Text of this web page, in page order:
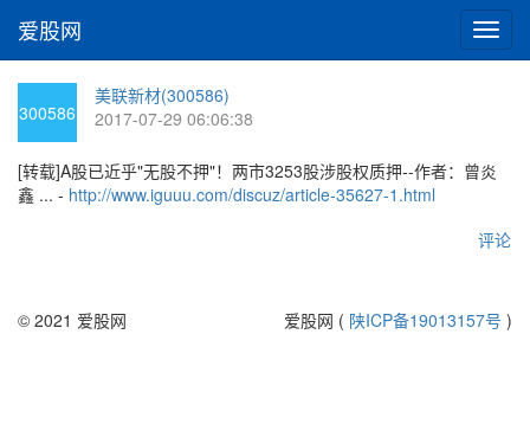
切
换
爱股网
300586
美联新材(300586)
2017-07-29 06:06:38
[转载]A股已近乎"无股不押"！两市3253股涉股权质押--作者：曾炎
鑫 ... - http://www.iguuu.com/discuz/article-35627-1.html
评论
© 2021 爱股网 爱股网 ( 陕ICP备19013157号 )